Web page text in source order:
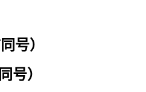
号）
号）